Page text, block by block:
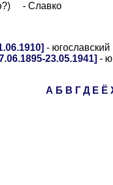
- Славко
- югославский
23.05.1941] -
А Б В Г Д Е Ё